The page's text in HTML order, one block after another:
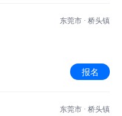
东莞市 · 桥头镇
报名
东莞市 · 桥头镇